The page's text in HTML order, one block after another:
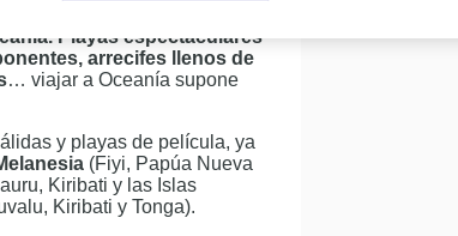
Playas espectaculares
arrecifes llenos de
… viajar a Oceanía supone
y playas de película, ya
(Fiyi, Papúa Nueva
Kiribati y las Islas
Kiribati y Tonga).